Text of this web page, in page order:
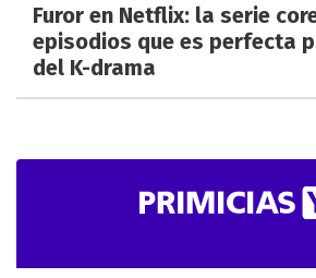
Furor en Netflix: la serie
episodios que es perfecta
del K-drama